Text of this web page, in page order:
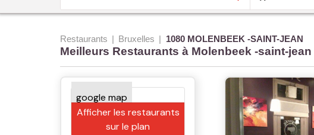
Restaurants Bruxelles 1080 MOLENBEEK -SAINT-JEAN
Meilleurs Restaurants à Molenbeek -saint-jean
Afficher les restaurants
sur le plan